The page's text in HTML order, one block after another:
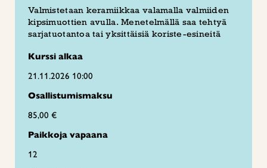
Valmistetaan keramiikkaa valamalla valmiiden
kipsimuottien avulla. Menetelmällä saa tehtyä
sarjatuotantoa tai yksittäisiä koriste-esineitä
Kurssi alkaa
21.11.2026 10:00
Osallistumismaksu
85,00 €
Paikkoja vapaana
12